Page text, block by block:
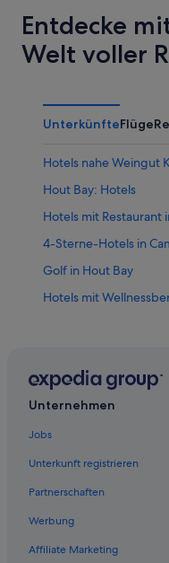
Entdecke
Welt voller
UnterkünfteFlüge
Hotels nahe Weingut
Hout Bay: Hotels
Hotels mit Restaurant
4-Sterne-Hotels in
Golf in Hout Bay
Hotels mit
All-Inclusive- in Hout
4-Sterne-Hotels in
Strand in Camps Bay
Independent Hotels in
Hotels mit
Unternehmen
Jobs
Unterkunft registrieren
Partnerschaften
Werbung
Affiliate Marketing